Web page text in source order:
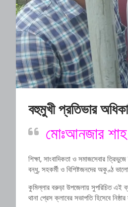
বহুমুখী প্রতিভার
মোঃআনজার
শিক্ষা, সাংবাদিকতা ও সমাজসেবার
বন্ধু, সহকর্মী ও বিশিষ্টজনদের অকুণ্ঠ
কুমিল্লার বরুড়া উপজেলায় সুপরিচিত এই
থানা প্রেস ক্লাবের সভাপতি হিসেবে